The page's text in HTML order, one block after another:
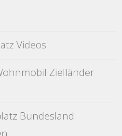
Videos
Zielländer
Bundesland